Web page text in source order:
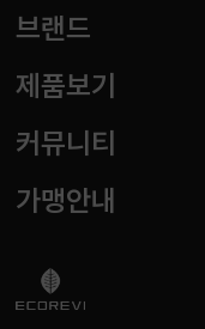
브랜드
제품보기
커뮤니티
가맹안내